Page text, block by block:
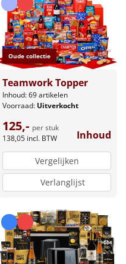
Oude collectie
Teamwork Topper
Inhoud: 69 artikelen
Voorraad: Uitverkocht
125,- per stuk
138,05 incl. BTW Inhoud
Vergelijken
Verlanglijst